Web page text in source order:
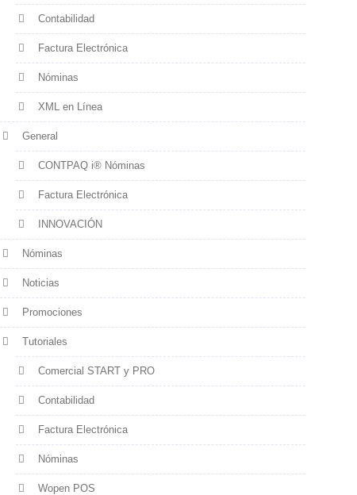
Contabilidad
Factura Electrónica
Nóminas
XML en Línea
General
CONTPAQ i® Nóminas
Factura Electrónica
INNOVACIÓN
Nóminas
Noticias
Promociones
Tutoriales
Comercial START y PRO
Contabilidad
Factura Electrónica
Nóminas
Wopen POS